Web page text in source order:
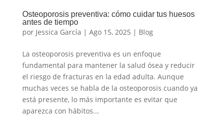
Osteoporosis preventiva: cómo cuidar tus huesos
antes de tiempo
por Jessica García | Ago 15, 2025 | Blog
La osteoporosis preventiva es un enfoque
fundamental para mantener la salud ósea y reducir
el riesgo de fracturas en la edad adulta. Aunque
muchas veces se habla de la osteoporosis cuando ya
está presente, lo más importante es evitar que
aparezca con hábitos...